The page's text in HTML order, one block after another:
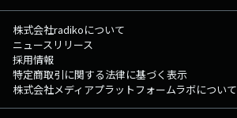
株式会社radikoについて
ニュースリリース
採用情報
特定商取引に関する法律に基づく表示
株式会社メディアプラットフォームラボについて